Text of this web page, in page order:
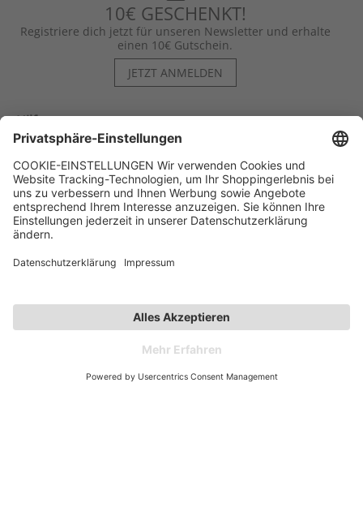
10€ GESCHENKT!
Registriere dich jetzt für unseren Newsletter und erhalte
einen 10€ Gutschein.
JETZT ANMELDEN
Hilfe
Kontakt
Kategorien
Affiliate-Partner­programm